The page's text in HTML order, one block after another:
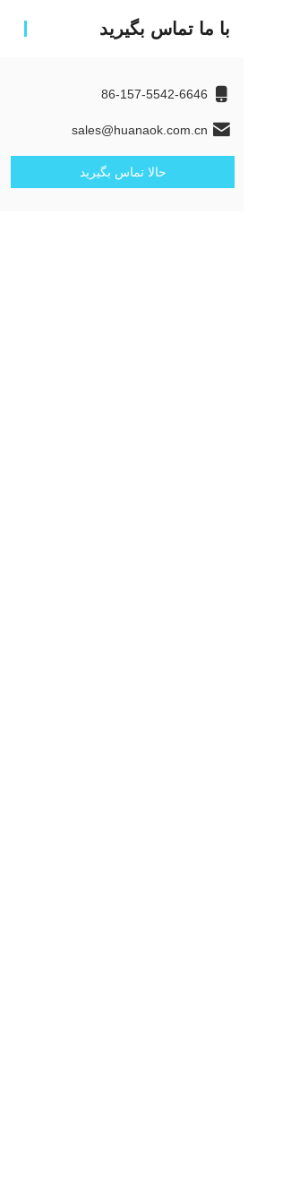
با ما تماس بگیرید
86-157-5542-6646
sales@huanaok.com.cn
حالا تماس بگیرید